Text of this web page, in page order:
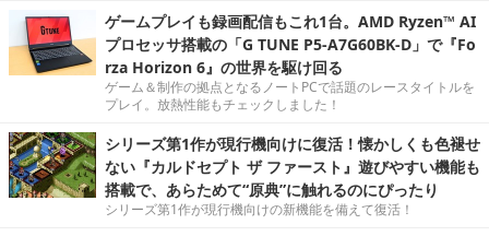
ゲームプレイも録画配信もこれ1台。AMD Ryzen™ AI
プロセッサ搭載の「G TUNE P5-A7G60BK-D」で『Fo
rza Horizon 6』の世界を駆け回る
ゲーム＆制作の拠点となるノートPCで話題のレースタイトルを
プレイ。放熱性能もチェックしました！
シリーズ第1作が現行機向けに復活！懐かしくも色褪せ
ない『カルドセプト ザ ファースト』遊びやすい機能も
搭載で、あらためて“原典”に触れるのにぴったり
シリーズ第1作が現行機向けの新機能を備えて復活！